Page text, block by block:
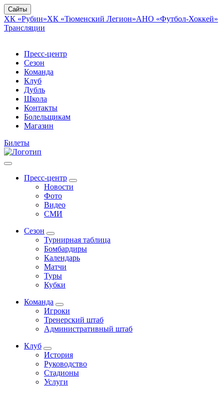
Сайты
ХК «Рубин»ХК «Тюменский Легион»АНО «Футбол-Хоккей»
Трансляции
Пресс-центр
Сезон
Команда
Клуб
Дубль
Школа
Контакты
Болельщикам
Магазин
Билеты
Пресс-центр
Новости
Фото
Видео
СМИ
Сезон
Турнирная таблица
Бомбардиры
Календарь
Матчи
Туры
Кубки
Команда
Игроки
Тренерский штаб
Административный штаб
Клуб
История
Руководство
Стадионы
Услуги